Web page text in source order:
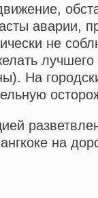
аварии,
не
На
на